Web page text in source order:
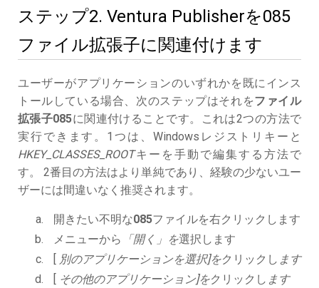
ステップ2. Ventura Publisherを085
ファイル拡張子に関連付けます
ユーザーがアプリケーションのいずれかを既にインス
トールしている場合、次のステップはそれをファイル
拡張子085に関連付けることです。これは2つの方法で
実行できます。1つは、Windowsレジストリキーと
HKEY_CLASSES_ROOTキーを手動で編集する方法で
す。 2番目の方法はより単純であり、経験の少ないユー
ザーには間違いなく推奨されます。
開きたい不明な085ファイルを右クリックします
メニューから
「開く」を選択します
[ 別のアプリケーションを選択]をクリックし ます
[ その他のアプリケーション]をクリックし ます